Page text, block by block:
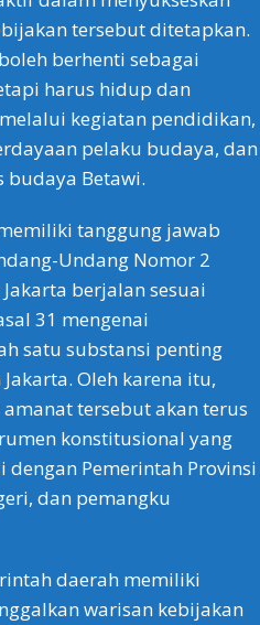
tersebut ditetapkan.
berhenti sebagai
harus hidup dan
kegiatan pendidikan,
pelaku budaya, dan
budaya Betawi.
tanggung jawab
Undang Nomor 2
berjalan sesuai
31 mengenai
satu substansi penting
Oleh karena itu,
tersebut akan terus
konstitusional yang
Pemerintah Provinsi
dan pemangku
daerah memiliki
warisan kebijakan